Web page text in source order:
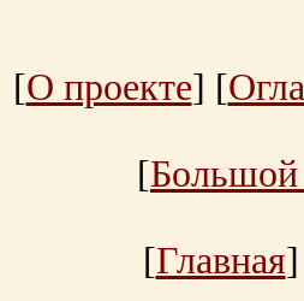
[О проекте] [
[Большой
[Главная